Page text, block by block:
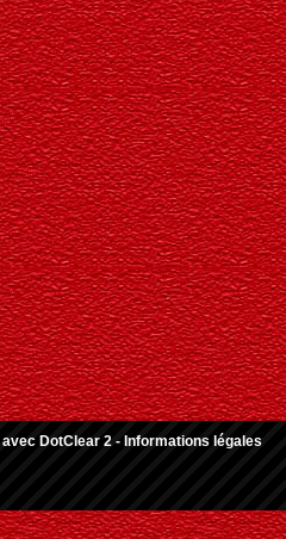
avec DotClear 2 - Informations légales